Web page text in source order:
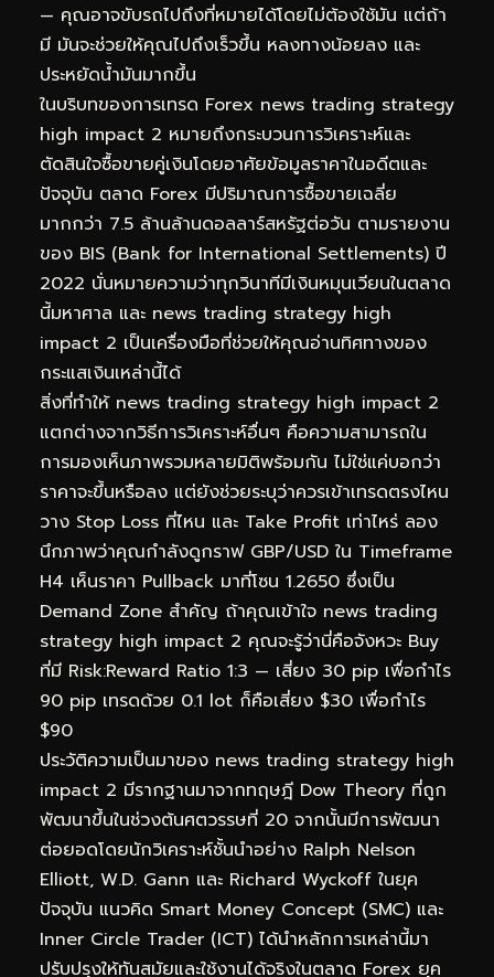
— คุณอาจขับรถไปถึงที่หมายได้โดยไม่ต้องใช้มัน แต่ถ้า
มี มันจะช่วยให้คุณไปถึงเร็วขึ้น หลงทางน้อยลง และ
ประหยัดน้ำมันมากขึ้น
ในบริบทของการเทรด Forex news trading strategy
high impact 2 หมายถึงกระบวนการวิเคราะห์และ
ตัดสินใจซื้อขายคู่เงินโดยอาศัยข้อมูลราคาในอดีตและ
ปัจจุบัน ตลาด Forex มีปริมาณการซื้อขายเฉลี่ย
มากกว่า 7.5 ล้านล้านดอลลาร์สหรัฐต่อวัน ตามรายงาน
ของ BIS (Bank for International Settlements) ปี
2022 นั่นหมายความว่าทุกวินาทีมีเงินหมุนเวียนในตลาด
นี้มหาศาล และ news trading strategy high
impact 2 เป็นเครื่องมือที่ช่วยให้คุณอ่านทิศทางของ
กระแสเงินเหล่านี้ได้
สิ่งที่ทำให้ news trading strategy high impact 2
แตกต่างจากวิธีการวิเคราะห์อื่นๆ คือความสามารถใน
การมองเห็นภาพรวมหลายมิติพร้อมกัน ไม่ใช่แค่บอกว่า
ราคาจะขึ้นหรือลง แต่ยังช่วยระบุว่าควรเข้าเทรดตรงไหน
วาง Stop Loss ที่ไหน และ Take Profit เท่าไหร่ ลอง
นึกภาพว่าคุณกำลังดูกราฟ GBP/USD ใน Timeframe
H4 เห็นราคา Pullback มาที่โซน 1.2650 ซึ่งเป็น
Demand Zone สำคัญ ถ้าคุณเข้าใจ news trading
strategy high impact 2 คุณจะรู้ว่านี่คือจังหวะ Buy
ที่มี Risk:Reward Ratio 1:3 — เสี่ยง 30 pip เพื่อกำไร
90 pip เทรดด้วย 0.1 lot ก็คือเสี่ยง $30 เพื่อกำไร
$90
ประวัติความเป็นมาของ news trading strategy high
impact 2 มีรากฐานมาจากทฤษฎี Dow Theory ที่ถูก
พัฒนาขึ้นในช่วงต้นศตวรรษที่ 20 จากนั้นมีการพัฒนา
ต่อยอดโดยนักวิเคราะห์ชั้นนำอย่าง Ralph Nelson
Elliott, W.D. Gann และ Richard Wyckoff ในยุค
ปัจจุบัน แนวคิด Smart Money Concept (SMC) และ
Inner Circle Trader (ICT) ได้นำหลักการเหล่านี้มา
ปรับปรุงให้ทันสมัยและใช้งานได้จริงในตลาด Forex ยุค